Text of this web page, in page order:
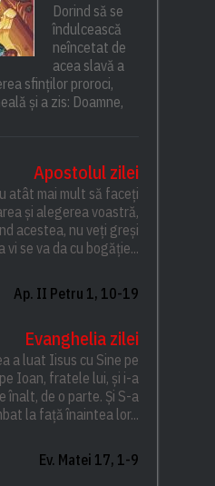
Dorind să se
îndulcească
neîncetat de
acea slavă a
sfinților proroci,
și a zis: Doamne,
Apostolul zilei
atât mai mult să faceți
și alegerea voastră,
acestea, nu veți greși
vi se va da cu bogăție...
Ap. II Petru 1, 10-19
Evanghelia zilei
a luat Iisus cu Sine pe
Ioan, fratele lui, și i-a
înalt, de o parte. Și S-a
la față înaintea lor...
Ev. Matei 17, 1-9